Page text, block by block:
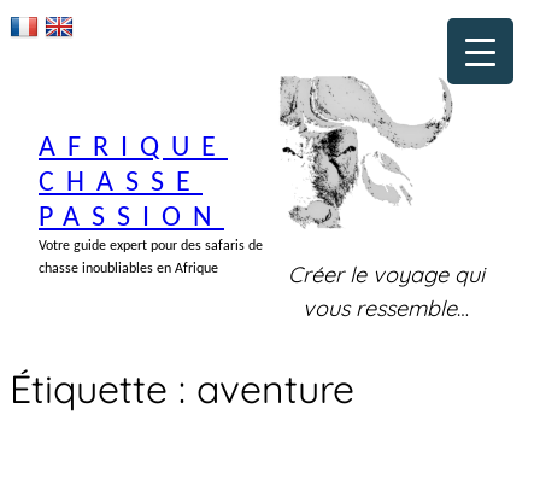
Aller
AFRIQUE
CHASSE
PASSION
Votre guide expert pour des safaris de
chasse inoubliables en Afrique
Créer le voyage qui
vous ressemble…
Étiquette : aventure